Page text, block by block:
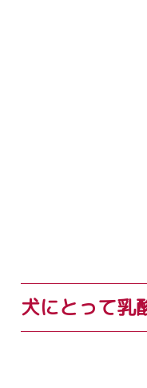
犬にとって乳